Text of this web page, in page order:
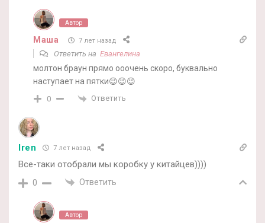
Автор
Маша 7 лет назад
Ответить на Евангелина
молтон браун прямо ооочень скоро, буквально
наступает на пятки😉😉😉
0 Ответить
Iren 7 лет назад
Все-таки отобрали мы коробку у китайцев))))
0 Ответить
Автор